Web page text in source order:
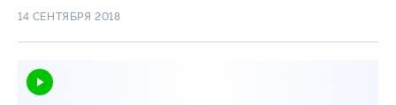
14 СЕНТЯБРЯ 2018